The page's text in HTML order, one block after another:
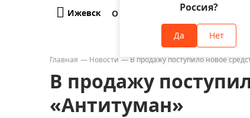
Телескопы
Бинокли
Зрительные трубы
Лупы
Ижевск
Россия?
Да Нет
О компании Оплата и
Главная Новости В продажу поступило новое
В продажу
«Антитуман»